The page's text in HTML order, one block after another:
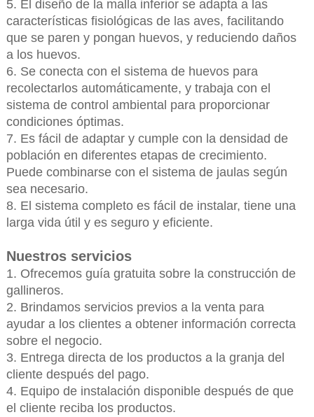
5. El diseño de la malla inferior se adapta a las
características fisiológicas de las aves, facilitando
que se paren y pongan huevos, y reduciendo daños
a los huevos.
6. Se conecta con el sistema de huevos para
recolectarlos automáticamente, y trabaja con el
sistema de control ambiental para proporcionar
condiciones óptimas.
7. Es fácil de adaptar y cumple con la densidad de
población en diferentes etapas de crecimiento.
Puede combinarse con el sistema de jaulas según
sea necesario.
8. El sistema completo es fácil de instalar, tiene una
larga vida útil y es seguro y eficiente.
Nuestros servicios
1. Ofrecemos guía gratuita sobre la construcción de
gallineros.
2. Brindamos servicios previos a la venta para
ayudar a los clientes a obtener información correcta
sobre el negocio.
3. Entrega directa de los productos a la granja del
cliente después del pago.
4. Equipo de instalación disponible después de que
el cliente reciba los productos.